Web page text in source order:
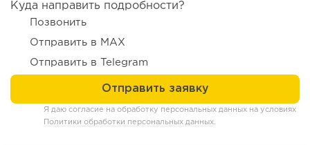
Куда направить подробности?
Позвонить
Отправить в MAX
Отправить в Telegram
Я даю согласие на обработку персональных данных на условиях
Политики обработки персональных данных.